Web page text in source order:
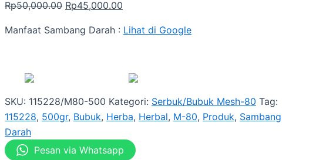
Rp50,000.00 Rp45,000.00
Manfaat Sambang Darah : Lihat di Google
SKU: 115228/M80-500 Kategori: Serbuk/Bubuk Mesh-80 Tag:
115228, 500gr, Bubuk, Herba, Herbal, M-80, Produk, Sambang
Darah
Pesan via Whatsapp